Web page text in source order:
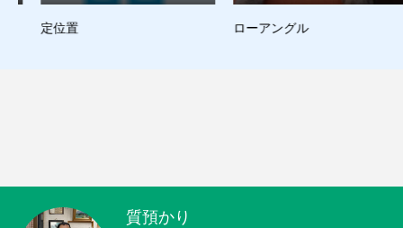
定位置 ローアングル
質預かり